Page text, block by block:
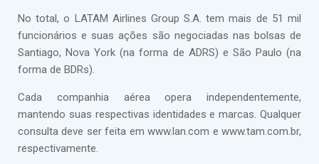
No total, o LATAM Airlines Group S.A. tem mais de 51 mil
funcionários e suas ações são negociadas nas bolsas de
Santiago, Nova York (na forma de ADRS) e São Paulo (na
forma de BDRs).
Cada companhia aérea opera independentemente,
mantendo suas respectivas identidades e marcas. Qualquer
consulta deve ser feita em www.lan.com e www.tam.com.br,
respectivamente.